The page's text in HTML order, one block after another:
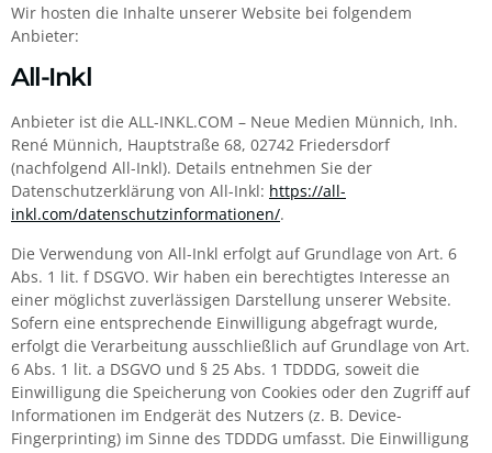
Wir hosten die Inhalte unserer Website bei folgendem
Anbieter:
All-Inkl
Anbieter ist die ALL-INKL.COM – Neue Medien Münnich, Inh.
René Münnich, Hauptstraße 68, 02742 Friedersdorf
(nachfolgend All-Inkl). Details entnehmen Sie der
Datenschutzerklärung von All-Inkl: https://all-
inkl.com/datenschutzinformationen/.
Die Verwendung von All-Inkl erfolgt auf Grundlage von Art. 6
Abs. 1 lit. f DSGVO. Wir haben ein berechtigtes Interesse an
einer möglichst zuverlässigen Darstellung unserer Website.
Sofern eine entsprechende Einwilligung abgefragt wurde,
erfolgt die Verarbeitung ausschließlich auf Grundlage von Art.
6 Abs. 1 lit. a DSGVO und § 25 Abs. 1 TDDDG, soweit die
Einwilligung die Speicherung von Cookies oder den Zugriff auf
Informationen im Endgerät des Nutzers (z. B. Device-
Fingerprinting) im Sinne des TDDDG umfasst. Die Einwilligung